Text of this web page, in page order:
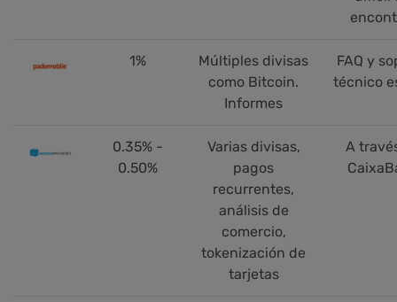
1%
Múltiples divisas
como Bitcoin.
Informes
FAQ y
técnico
0.35% -
0.50%
Varias divisas,
pagos
recurrentes,
análisis de
comercio,
tokenización de
tarjetas
A